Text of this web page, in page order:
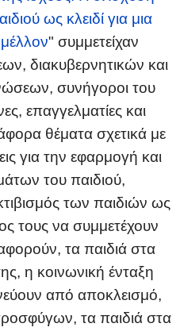
ως κλειδί για μια
" συμμετείχαν
διακυβερνητικών και
συνήγοροι του
επαγγελματίες και
θέματα σχετικά με
για την εφαρμογή και
του παιδιού,
των παιδιών ως
τους να συμμετέχουν
τα παιδιά στα
η κοινωνική ένταξη
από αποκλεισμό,
τα παιδιά στα